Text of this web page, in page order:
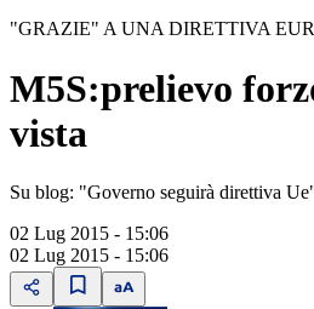
"GRAZIE" A UNA DIRETTIVA
M5S:prelievo
vista
Su blog: "Governo seguirà direttiva
02 Lug 2015 - 15:06
02 Lug 2015 - 15:06